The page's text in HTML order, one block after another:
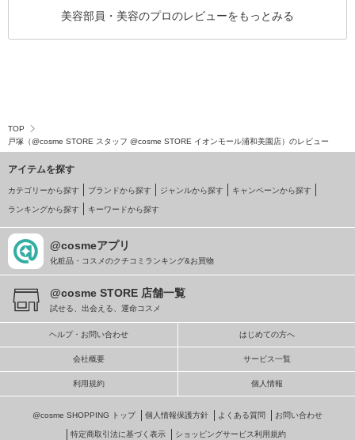
美容部員・美容のプロのレビューをもっとみる
TOP
戸塚（@cosme STORE スタッフ @cosme STORE イオンモール浦和美園店）のレビュー
アイテムを探す
カテゴリーから探す ブランドから探す ジャンルから探す キャンペーンから探す
ランキングから探す キーワードから探す
@cosmeアプリ
化粧品・コスメのクチコミランキング&お買物
@cosme STORE 店舗一覧
試せる、出会える、運命コスメ
ヘルプ・お問い合わせ はじめての方へ
会社概要 サービス一覧
利用規約 個人情報
@cosme SHOPPING トップ 個人情報保護方針 よくある質問 お問い合わせ
特定商取引法に基づく表示 ショッピングサービス利用規約